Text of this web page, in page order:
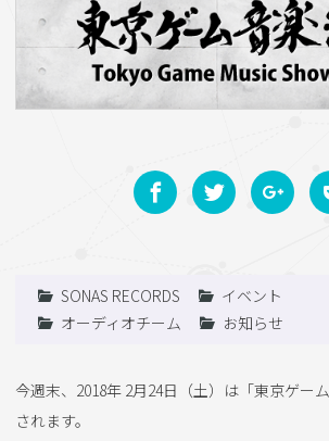
SONAS RECORDS
イベント
オーディオチーム
お知らせ
今週末、2018年 2月24日（土）は「東京ゲー
されます。